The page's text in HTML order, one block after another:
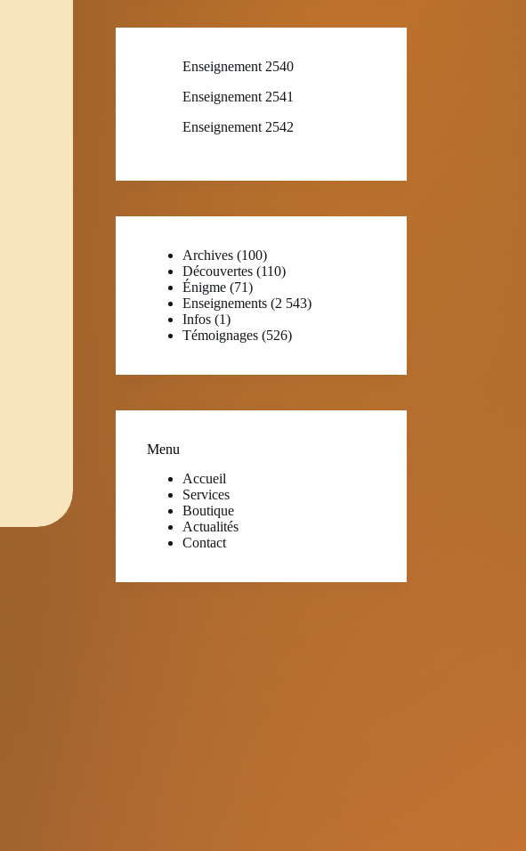
Enseignement 2540
Enseignement 2541
Enseignement 2542
Archives (100)
Découvertes (110)
Énigme (71)
Enseignements (2 543)
Infos (1)
Témoignages (526)
Menu
Accueil
Services
Boutique
Actualités
Contact